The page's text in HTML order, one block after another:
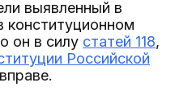
выявленный в
конституционном
он в силу статей 118,
Российской